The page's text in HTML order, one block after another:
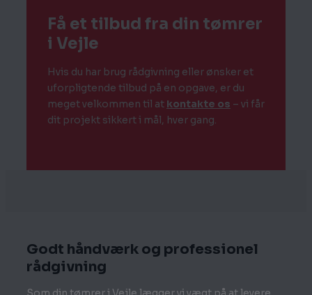
Få et tilbud fra din tømrer
i Vejle
Hvis du har brug rådgivning eller ønsker et
uforpligtende tilbud på en opgave, er du
meget velkommen til at kontakte os – vi får
dit projekt sikkert i mål, hver gang.
Godt håndværk og professionel
rådgivning